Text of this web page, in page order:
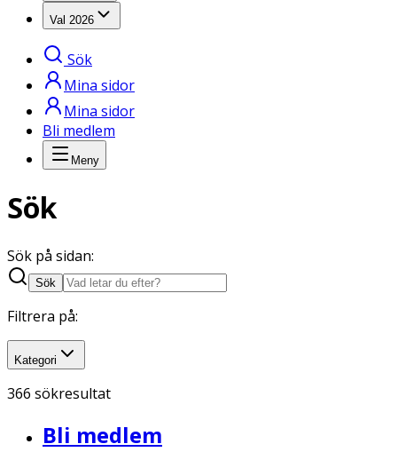
Val 2026
Sök
Mina sidor
Mina sidor
Bli medlem
Meny
Sök
Sök på sidan:
Sök
Filtrera på:
Kategori
366 sökresultat
Bli medlem